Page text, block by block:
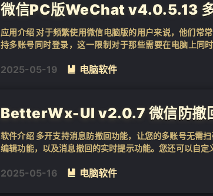
微信PC版WeChat v4.0.5.13
应用介绍 对于频繁使用微信电脑版的用户来说，他们常
持多账号同时登录，这一限制对于那些需要在电脑上同
2025-05-19  电脑软件
BetterWx-UI v2.0.7 微信防撤
软件介绍 多开支持消息防撤回功能，让您的多账号无需
编辑功能，以及消息撤回的实时提示功能。您还可以自
2025-05-16  电脑软件